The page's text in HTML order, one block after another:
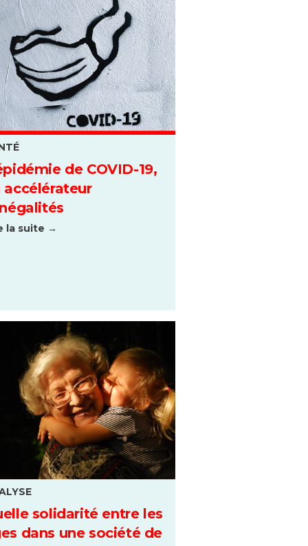
de COVID-19,
accélérateur
la suite →
solidarité entre les
dans une société de